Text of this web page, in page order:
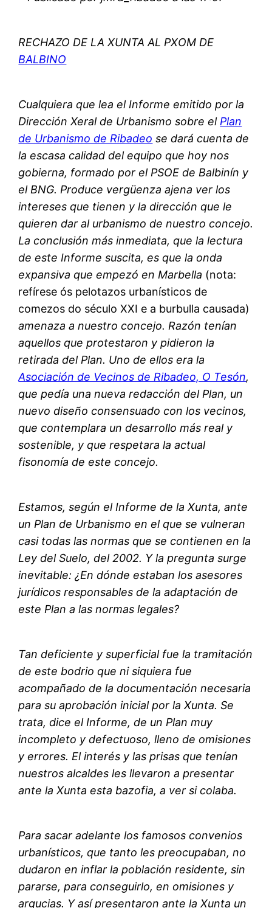
RECHAZO DE LA XUNTA AL PXOM DE
BALBINO
Cualquiera que lea el Informe emitido por la
Dirección Xeral de Urbanismo sobre el Plan
de Urbanismo de Ribadeo se dará cuenta de
la escasa calidad del equipo que hoy nos
gobierna, formado por el PSOE de Balbinín y
el BNG. Produce vergüenza ajena ver los
intereses que tienen y la dirección que le
quieren dar al urbanismo de nuestro concejo.
La conclusión más inmediata, que la lectura
de este Informe suscita, es que la onda
expansiva que empezó en Marbella (nota:
refírese ós pelotazos urbanísticos de
comezos do século XXI e a burbulla causada)
amenaza a nuestro concejo. Razón tenían
aquellos que protestaron y pidieron la
retirada del Plan. Uno de ellos era la
Asociación de Vecinos de Ribadeo, O Tesón,
que pedía una nueva redacción del Plan, un
nuevo diseño consensuado con los vecinos,
que contemplara un desarrollo más real y
sostenible, y que respetara la actual
fisonomía de este concejo.
Estamos, según el Informe de la Xunta, ante
un Plan de Urbanismo en el que se vulneran
casi todas las normas que se contienen en la
Ley del Suelo, del 2002. Y la pregunta surge
inevitable: ¿En dónde estaban los asesores
jurídicos responsables de la adaptación de
este Plan a las normas legales?
Tan deficiente y superficial fue la tramitación
de este bodrio que ni siquiera fue
acompañado de la documentación necesaria
para su aprobación inicial por la Xunta. Se
trata, dice el Informe, de un Plan muy
incompleto y defectuoso, lleno de omisiones
y errores. El interés y las prisas que tenían
nuestros alcaldes les llevaron a presentar
ante la Xunta esta bazofia, a ver si colaba.
Para sacar adelante los famosos convenios
urbanísticos, que tanto les preocupaban, no
dudaron en inflar la población residente, sin
pararse, para conseguirlo, en omisiones y
argucias. Y así presentaron ante la Xunta un